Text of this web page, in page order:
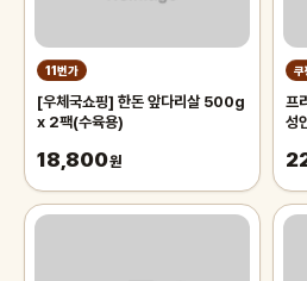
11번가
[우체국쇼핑] 한돈 앞다리살 500g
x 2팩(수육용)
18,800원
쿠
프
성